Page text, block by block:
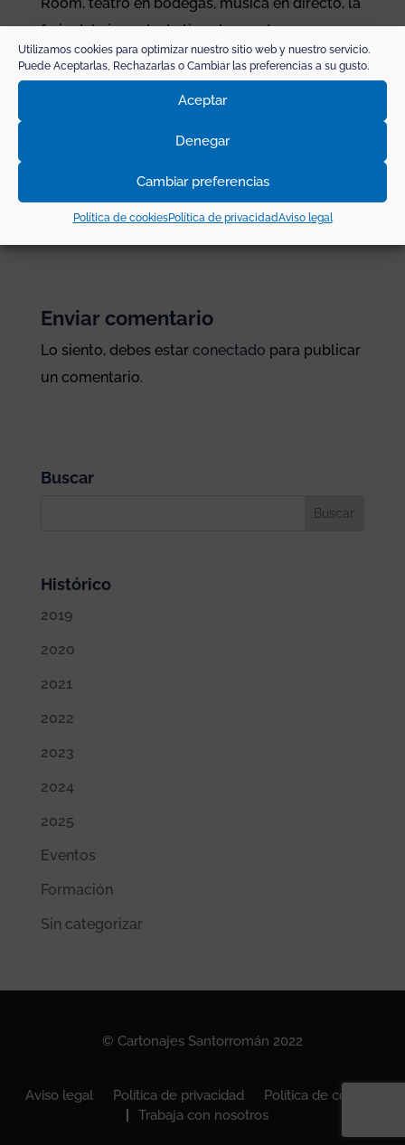
Utilizamos cookies para optimizar nuestro sitio web y nuestro servicio.
Puede Aceptarlas, Rechazarlas o Cambiar las preferencias a su gusto.
Aceptar
Denegar
Cambiar preferencias
Política de cookiesPolítica de privacidadAviso legal
feria del vino, y todo tipo de eventos
relacionados con el mundo vitivinícola.
Este año tendrá lugar los días 1 y 2 de junio en
la Plaza de España de Aldeanueva.
Enviar comentario
Lo siento, debes estar conectado para publicar
un comentario.
Buscar
Histórico
2019
2020
2021
2022
2023
2024
2025
Eventos
Formación
Sin categorizar
© Cartonajes Santorromán 2022
Aviso legal Política de privacidad
Política de cookies
Trabaja con nosotros